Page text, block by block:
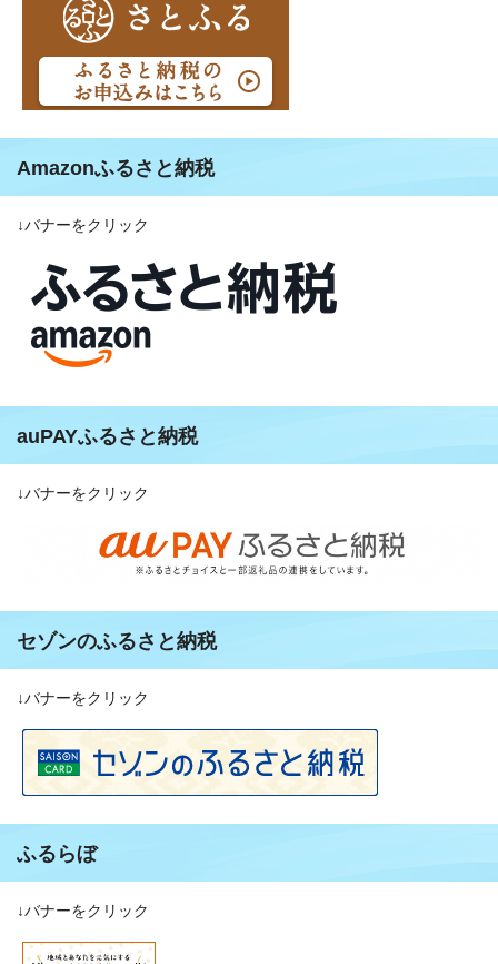
Amazonふるさと納税
↓バナーをクリック
auPAYふるさと納税
↓バナーをクリック
セゾンのふるさと納税
↓バナーをクリック
ふるらぼ
↓バナーをクリック